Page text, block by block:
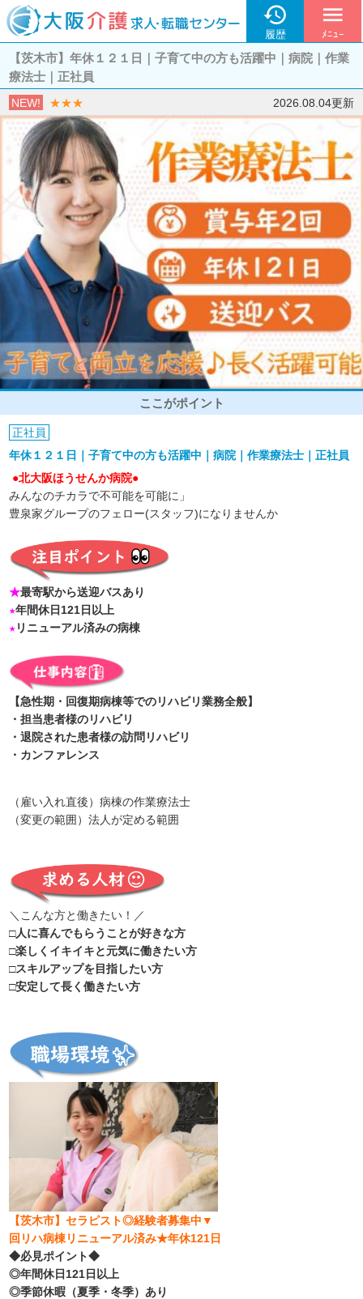

履歴
menu
ﾒﾆｭｰ
【茨木市】年休１２１日｜子育て中の方も活躍中｜病院｜作業
療法士｜正社員
NEW! ★★★ 2026.08.04更新
ここがポイント
正社員
年休１２１日｜子育て中の方も活躍中｜病院｜作業療法士｜正社員
●北大阪ほうせんか病院●
みんなのチカラで不可能を可能に」
豊泉家グループのフェロー(スタッフ)になりませんか
★最寄駅から送迎バスあり
★年間休日121日以上
★リニューアル済みの病棟
【急性期・回復期病棟等でのリハビリ業務全般】
・担当患者様のリハビリ
・退院された患者様の訪問リハビリ
・カンファレンス
（雇い入れ直後）病棟の作業療法士
（変更の範囲）法人が定める範囲
＼こんな方と働きたい！／
□人に喜んでもらうことが好きな方
□楽しくイキイキと元気に働きたい方
□スキルアップを目指したい方
□安定して長く働きたい方
【茨木市】セラピスト◎経験者募集中▼
回リハ病棟リニューアル済み★年休121日
◆必見ポイント◆
◎年間休日121日以上
◎季節休暇（夏季・冬季）あり